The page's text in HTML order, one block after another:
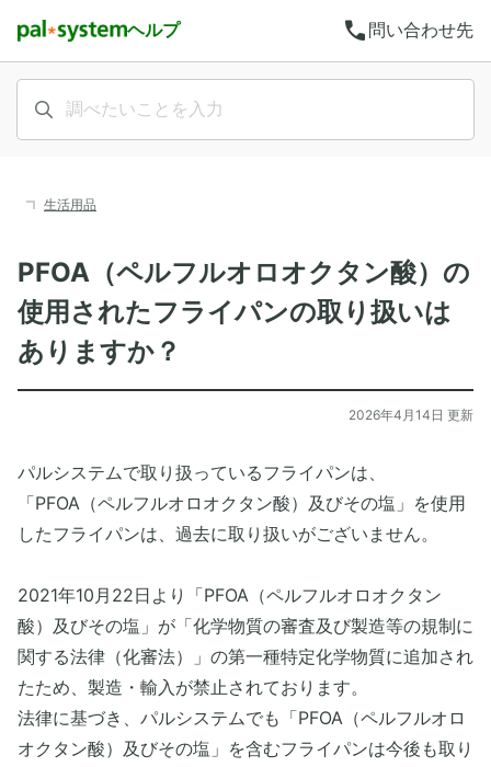
ヘルプ call 問い合わせ先
生活用品
PFOA（ペルフルオロオクタン酸）の
使用されたフライパンの取り扱いは
ありますか？
2026年4月14日 更新
パルシステムで取り扱っているフライパンは、
「PFOA（ペルフルオロオクタン酸）及びその塩」を使用
したフライパンは、過去に取り扱いがございません。
2021年10月22日より「PFOA（ペルフルオロオクタン
酸）及びその塩」が「化学物質の審査及び製造等の規制に
関する法律（化審法）」の第一種特定化学物質に追加され
たため、製造・輸入が禁止されております。
法律に基づき、パルシステムでも「PFOA（ペルフルオロ
オクタン酸）及びその塩」を含むフライパンは今後も取り